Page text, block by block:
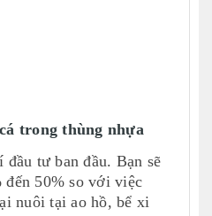
trong thùng nhựa
tư ban đầu. Bạn sẽ
50% so với việc
nuôi tại ao hồ, bể xi